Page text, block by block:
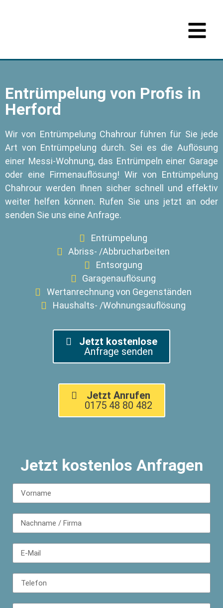
Entrümpelung von Profis in
Herford
Wir von Entrümpelung Chahrour führen für Sie jede
Art von Entrümpelung durch. Sei es die Auflösung
einer Messi-Wohnung, das Entrümpeln einer Garage
oder eine Firmenauflösung! Wir von Entrümpelung
Chahrour werden Ihnen sicher schnell und effektiv
weiter helfen können. Rufen Sie uns jetzt an oder
senden Sie uns eine Anfrage.
Entrümpelung
Abriss- /Abbrucharbeiten
Entsorgung
Garagenauflösung
Wertanrechnung von Gegenständen
Haushalts- /Wohnungsauflösung
Jetzt kostenlose
Anfrage senden
Jetzt Anrufen
0175 48 80 482
Jetzt kostenlos Anfragen